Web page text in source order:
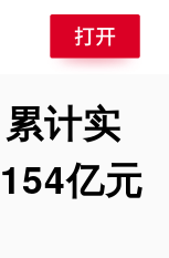
计实
亿元